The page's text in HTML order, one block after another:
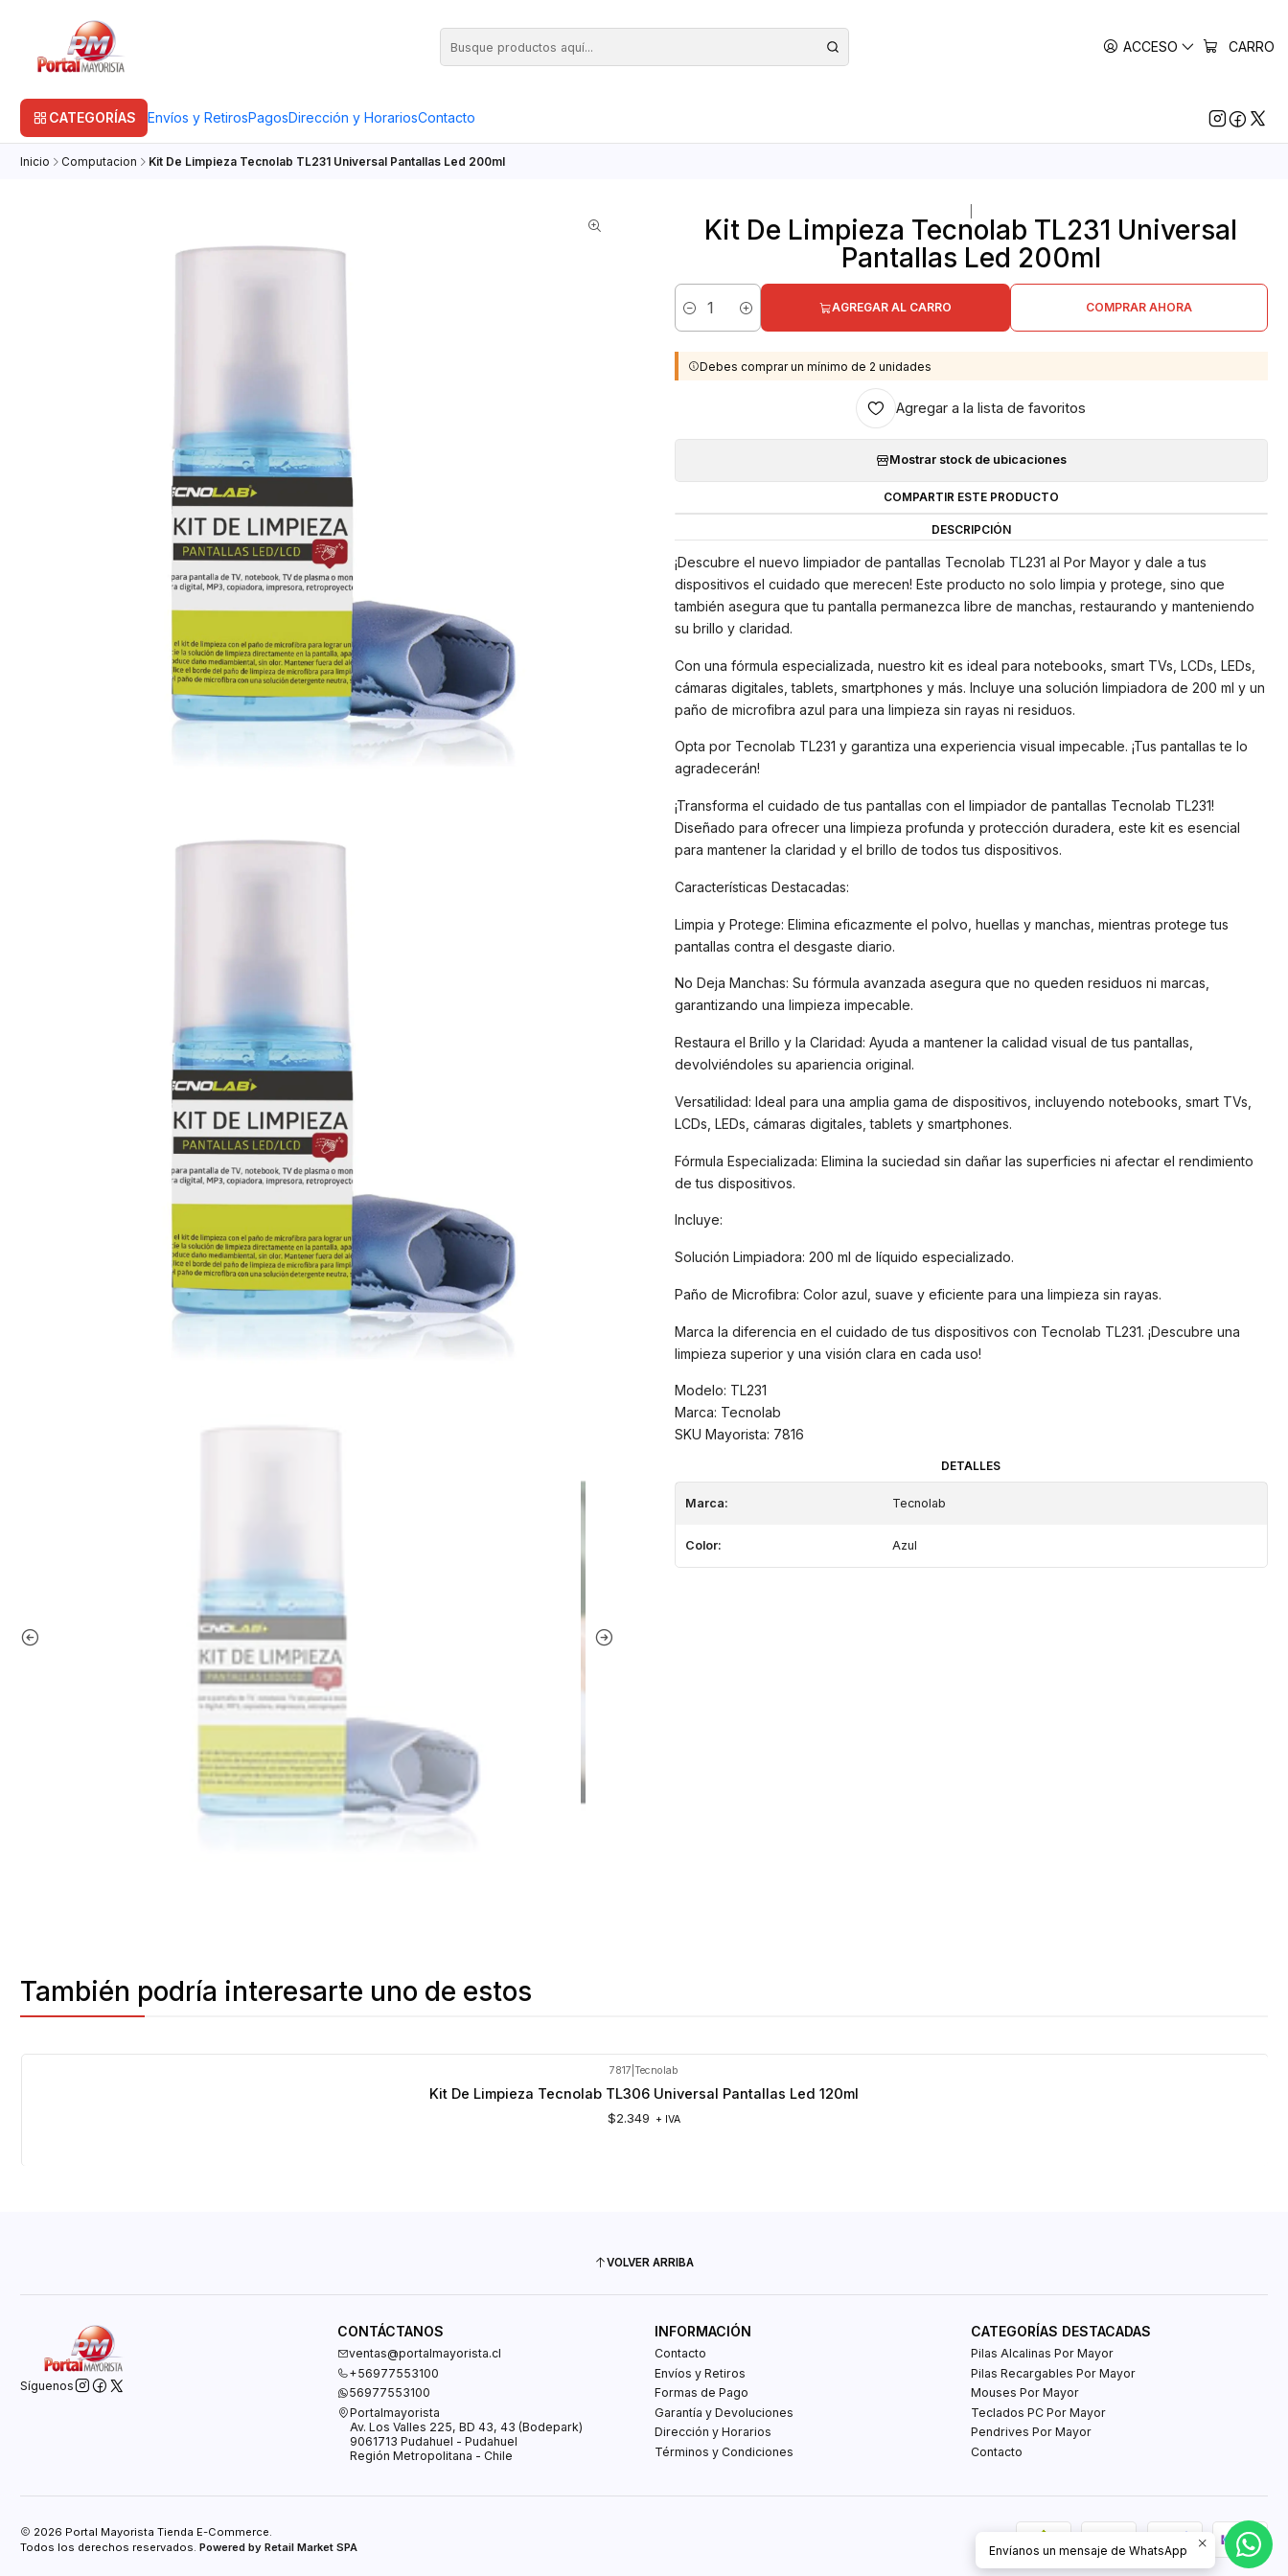
ACCESO CARRO
CATEGORÍAS Envíos y RetirosPagosDirección y HorariosContacto
Inicio Computacion Kit De Limpieza Tecnolab TL231 Universal Pantallas Led 200ml
Kit De Limpieza Tecnolab TL231 Universal
Pantallas Led 200ml
Cantidad
AGREGAR AL CARRO COMPRAR AHORA
Debes comprar un mínimo de 2 unidades
Agregar a la lista de favoritos
Mostrar stock de ubicaciones
COMPARTIR ESTE PRODUCTO
DESCRIPCIÓN
¡Descubre el nuevo limpiador de pantallas Tecnolab TL231 al Por Mayor y dale a tus
dispositivos el cuidado que merecen! Este producto no solo limpia y protege, sino que
también asegura que tu pantalla permanezca libre de manchas, restaurando y manteniendo
su brillo y claridad.
Con una fórmula especializada, nuestro kit es ideal para notebooks, smart TVs, LCDs, LEDs,
cámaras digitales, tablets, smartphones y más. Incluye una solución limpiadora de 200 ml y un
paño de microfibra azul para una limpieza sin rayas ni residuos.
Opta por Tecnolab TL231 y garantiza una experiencia visual impecable. ¡Tus pantallas te lo
agradecerán!
¡Transforma el cuidado de tus pantallas con el limpiador de pantallas Tecnolab TL231!
Diseñado para ofrecer una limpieza profunda y protección duradera, este kit es esencial
para mantener la claridad y el brillo de todos tus dispositivos.
Características Destacadas:
Limpia y Protege: Elimina eficazmente el polvo, huellas y manchas, mientras protege tus
pantallas contra el desgaste diario.
No Deja Manchas: Su fórmula avanzada asegura que no queden residuos ni marcas,
garantizando una limpieza impecable.
Restaura el Brillo y la Claridad: Ayuda a mantener la calidad visual de tus pantallas,
devolviéndoles su apariencia original.
Versatilidad: Ideal para una amplia gama de dispositivos, incluyendo notebooks, smart TVs,
LCDs, LEDs, cámaras digitales, tablets y smartphones.
Fórmula Especializada: Elimina la suciedad sin dañar las superficies ni afectar el rendimiento
de tus dispositivos.
Incluye:
Solución Limpiadora: 200 ml de líquido especializado.
Paño de Microfibra: Color azul, suave y eficiente para una limpieza sin rayas.
Marca la diferencia en el cuidado de tus dispositivos con Tecnolab TL231. ¡Descubre una
limpieza superior y una visión clara en cada uso!
Modelo: TL231
Marca: Tecnolab
SKU Mayorista: 7816
DETALLES
Marca: Tecnolab
Color: Azul
También podría interesarte uno de estos
7817 Tecnolab
Kit De Limpieza Tecnolab TL306 Universal Pantallas Led 120ml
$2.349 + IVA
VOLVER ARRIBA
Síguenos
CONTÁCTANOS
ventas@portalmayorista.cl
+56977553100
56977553100
Portalmayorista
Av. Los Valles 225, BD 43, 43 (Bodepark)
9061713 Pudahuel - Pudahuel
Región Metropolitana - Chile
INFORMACIÓN
Contacto
Envíos y Retiros
Formas de Pago
Garantía y Devoluciones
Dirección y Horarios
Términos y Condiciones
CATEGORÍAS DESTACADAS
Pilas Alcalinas Por Mayor
Pilas Recargables Por Mayor
Mouses Por Mayor
Teclados PC Por Mayor
Pendrives Por Mayor
Contacto
2026 Portal Mayorista Tienda E-Commerce.
Todos los derechos reservados. Powered by Retail Market SPA Envíanos un mensaje de WhatsApp